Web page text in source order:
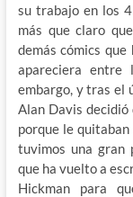
su trabajo en los
más que claro
demás cómics
apareciera entre
embargo, y tras el
Alan Davis decidió
porque le
tuvimos una gran
que ha vuelto a
Hickman para